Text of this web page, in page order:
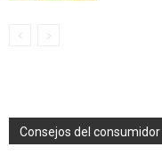
Consejos del consumidor